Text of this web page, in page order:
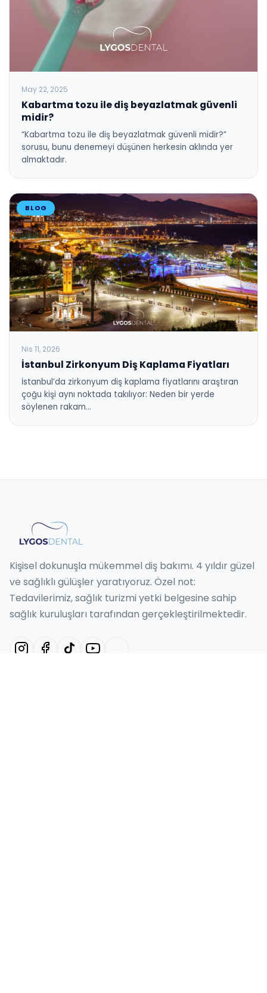
May 22, 2025
Kabartma tozu ile diş beyazlatmak güvenli
midir?
“Kabartma tozu ile diş beyazlatmak güvenli midir?”
sorusu, bunu denemeyi düşünen herkesin aklında yer
almaktadır.
BLOG
Nis 11, 2026
İstanbul Zirkonyum Diş Kaplama Fiyatları
İstanbul’da zirkonyum diş kaplama fiyatlarını araştıran
çoğu kişi aynı noktada takılıyor: Neden bir yerde
söylenen rakam…
Kişisel dokunuşla mükemmel diş bakımı. 4 yıldır güzel
ve sağlıklı gülüşler yaratıyoruz. Özel not:
Tedavilerimiz, sağlık turizmi yetki belgesine sahip
sağlık kuruluşları tarafından gerçekleştirilmektedir.